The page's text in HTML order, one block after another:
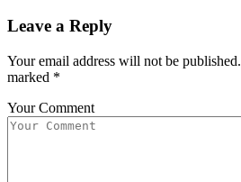
Leave a Reply
Your email address will not be published.
marked *
Your Comment